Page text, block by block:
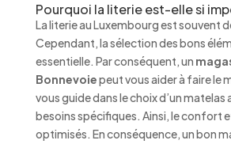
Pourquoi la literie est-elle si
La literie au Luxembourg est souvent
Cependant, la sélection des bons
essentielle. Par conséquent, un
Bonnevoiepeut vous aider à faire le
vous guide dans le choix d’un matelas
besoins spécifiques. Ainsi, le confort
optimisés. En conséquence, un bon